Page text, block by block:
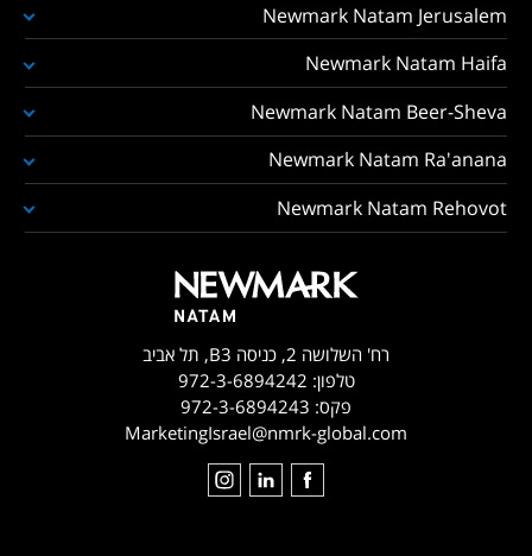
Newmark Natam Jerusalem
Newmark Natam Haifa
Newmark Natam Beer-Sheva
Newmark Natam Ra'anana
Newmark Natam Rehovot
רח' השלושה 2, כניסה B3, תל אביב
טלפון: 972-3-6894242
פקס: 972-3-6894243
MarketingIsrael@nmrk-global.com